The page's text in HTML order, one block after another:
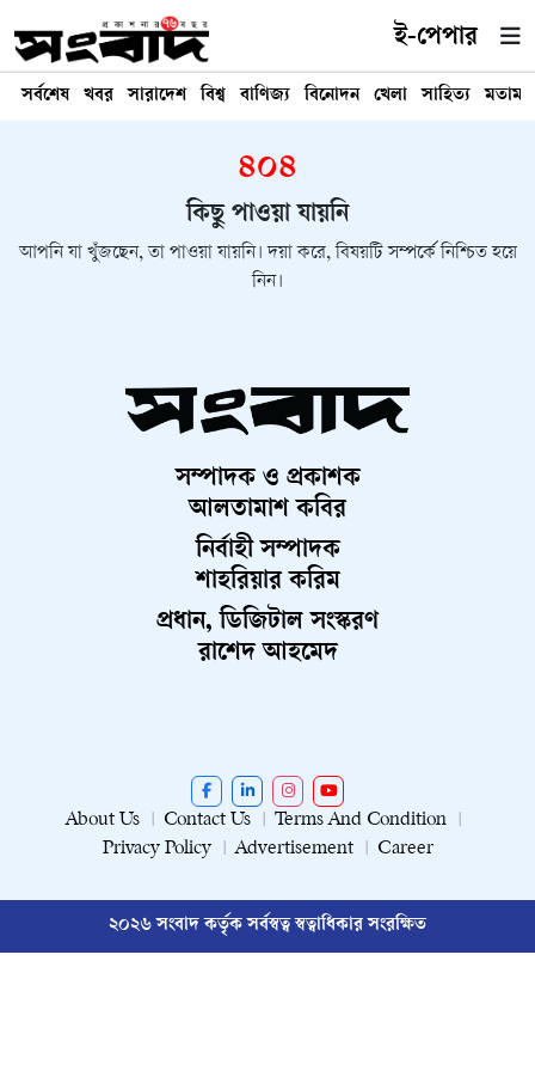
ই-পেপার
সর্বশেষ খবর সারাদেশ বিশ্ব বাণিজ্য বিনোদন খেলা সাহিত্য মতামত
৪০৪
কিছু পাওয়া যায়নি
আপনি যা খুঁজছেন, তা পাওয়া যায়নি। দয়া করে, বিষয়টি সম্পর্কে নিশ্চিত হয়ে
নিন।
সম্পাদক ও প্রকাশক
আলতামাশ কবির
নির্বাহী সম্পাদক
শাহরিয়ার করিম
প্রধান, ডিজিটাল সংস্করণ
রাশেদ আহমেদ
About Us Contact Us
Terms And Condition
Privacy Policy
Advertisement Career
২০২৬ সংবাদ কর্তৃক সর্বস্বত্ব স্বত্বাধিকার সংরক্ষিত